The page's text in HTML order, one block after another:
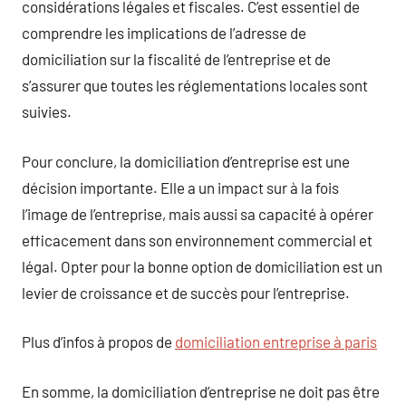
considérations légales et fiscales. C’est essentiel de
comprendre les implications de l’adresse de
domiciliation sur la fiscalité de l’entreprise et de
s’assurer que toutes les réglementations locales sont
suivies.
Pour conclure, la domiciliation d’entreprise est une
décision importante. Elle a un impact sur à la fois
l’image de l’entreprise, mais aussi sa capacité à opérer
efficacement dans son environnement commercial et
légal. Opter pour la bonne option de domiciliation est un
levier de croissance et de succès pour l’entreprise.
Plus d’infos à propos de domiciliation entreprise à paris
En somme, la domiciliation d’entreprise ne doit pas être